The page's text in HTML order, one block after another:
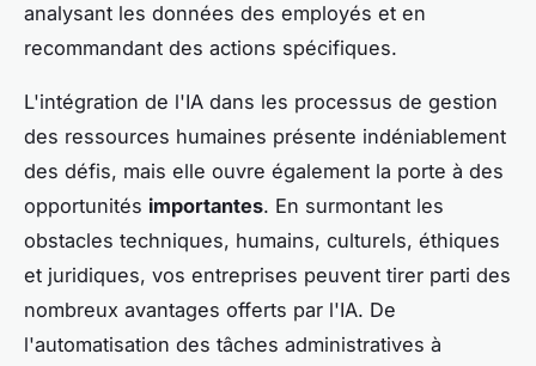
analysant les données des employés et en
recommandant des actions spécifiques.
L'intégration de l'IA dans les processus de gestion
des ressources humaines présente indéniablement
des défis, mais elle ouvre également la porte à des
opportunités importantes. En surmontant les
obstacles techniques, humains, culturels, éthiques
et juridiques, vos entreprises peuvent tirer parti des
nombreux avantages offerts par l'IA. De
l'automatisation des tâches administratives à